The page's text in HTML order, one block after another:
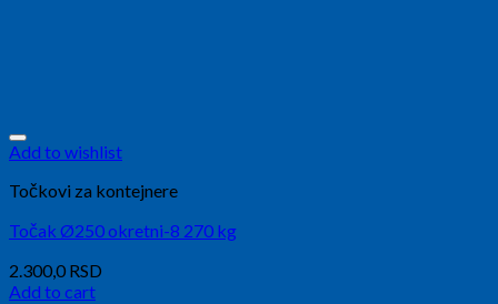
Add to wishlist
Točkovi za kontejnere
Točak Ø250 okretni-8 270 kg
2.300,0 RSD
Add to cart